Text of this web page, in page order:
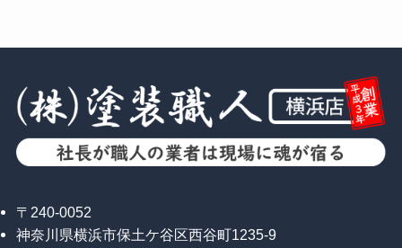
〒240-0052
神奈川県横浜市保土ケ谷区西谷町1235-9